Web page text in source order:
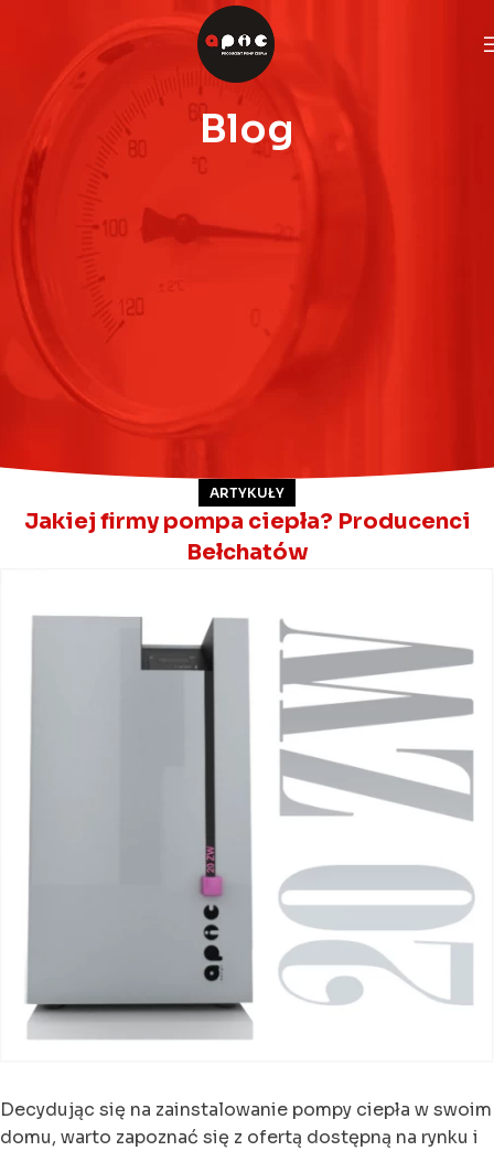
Blog
ARTYKUŁY
Jakiej firmy pompa ciepła? Producenci
Bełchatów
Decydując się na zainstalowanie pompy ciepła w swoim
domu, warto zapoznać się z ofertą dostępną na rynku i